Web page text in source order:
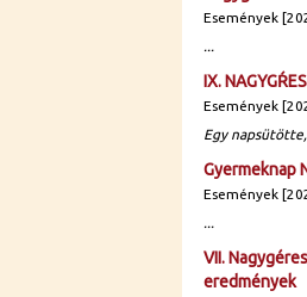
Események
...
IX.
Események
Egy
Gyermeknap
Események
...
VII.
eredmények